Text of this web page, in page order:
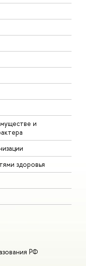
и
здоровья
РФ